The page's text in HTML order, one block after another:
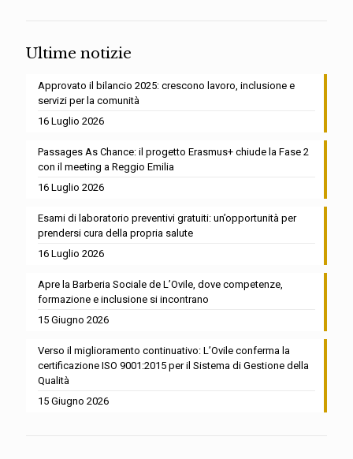
Ultime notizie
Approvato il bilancio 2025: crescono lavoro, inclusione e
servizi per la comunità
16 Luglio 2026
Passages As Chance: il progetto Erasmus+ chiude la Fase 2
con il meeting a Reggio Emilia
16 Luglio 2026
Esami di laboratorio preventivi gratuiti: un’opportunità per
prendersi cura della propria salute
16 Luglio 2026
Apre la Barberia Sociale de L’Ovile, dove competenze,
formazione e inclusione si incontrano
15 Giugno 2026
Verso il miglioramento continuativo: L’Ovile conferma la
certificazione ISO 9001:2015 per il Sistema di Gestione della
Qualità
15 Giugno 2026